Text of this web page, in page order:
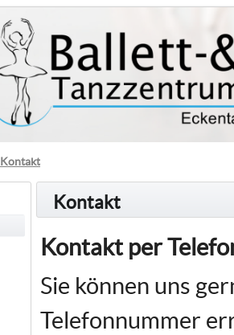
Kontakt
Kontakt
Kontakt per
Sie können uns
Telefonnummer